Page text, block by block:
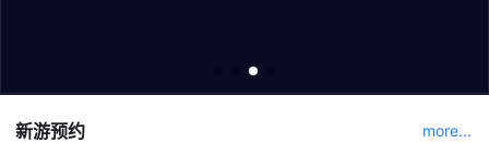
新游预约 more...